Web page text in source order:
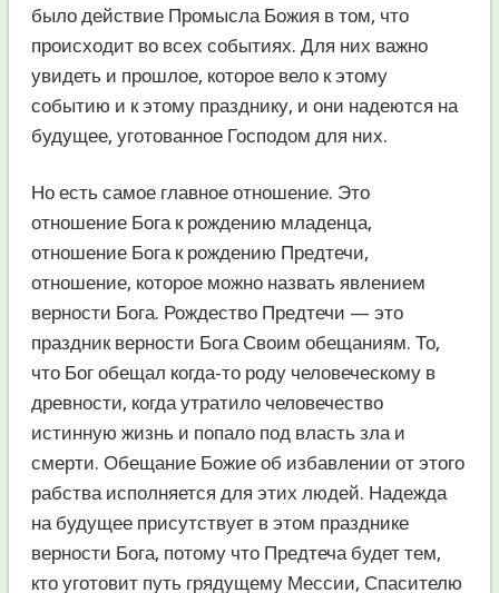
было действие Промысла Божия в том, что
происходит во всех событиях. Для них важно
увидеть и прошлое, которое вело к этому
событию и к этому празднику, и они надеются на
будущее, уготованное Господом для них.
Но есть самое главное отношение. Это
отношение Бога к рождению младенца,
отношение Бога к рождению Предтечи,
отношение, которое можно назвать явлением
верности Бога. Рождество Предтечи — это
праздник верности Бога Своим обещаниям. То,
что Бог обещал когда-то роду человеческому в
древности, когда утратило человечество
истинную жизнь и попало под власть зла и
смерти. Обещание Божие об избавлении от этого
рабства исполняется для этих людей. Надежда
на будущее присутствует в этом празднике
верности Бога, потому что Предтеча будет тем,
кто уготовит путь грядущему Мессии, Спасителю